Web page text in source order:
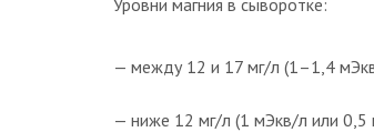
Уровни магния в сыворотке:
— между 12 и 17 мг/л (1–1,4
— ниже 12 мг/л (1 мЭкв/л или 0,5